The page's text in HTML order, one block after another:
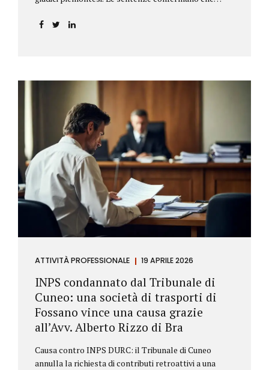
incidere sul calcolo del tasso effettivo e aprire la
ATTIVITÀ PROFESSIONALE 19 APRILE 2026
INPS condannato dal Tribunale di
Cuneo: una società di trasporti di
Fossano vince una causa grazie
all’Avv. Alberto Rizzo di Bra
Causa contro INPS DURC: il Tribunale di Cuneo
annulla la richiesta di contributi retroattivi a una